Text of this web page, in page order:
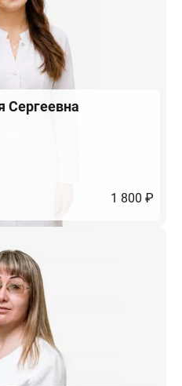
Сергеевна
1 800 ₽